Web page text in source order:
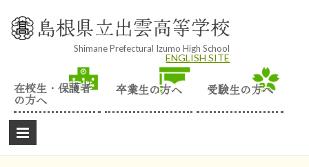
content 島根県立出雲高等学校
Shimane Prefectural Izumo High School
ENGLISH SITE
在校生・保護者
の方へ
卒業生の方へ 受験生の方へ